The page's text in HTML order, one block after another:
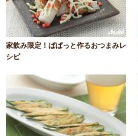
家飲み限定！ぱぱっと作るおつまみレ
シピ